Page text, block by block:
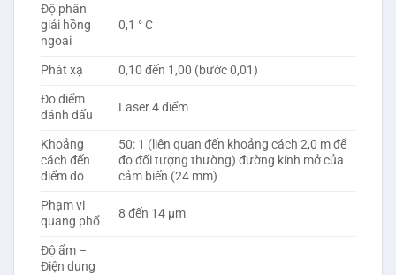
Độ phân
giải hồng
ngoại
0,1 ° C
Phát xạ
0,10 đến 1,00 (bước 0,01)
Đo điểm
đánh dấu
Laser 4 điểm
Khoảng
cách đến
điểm đo
50: 1 (liên quan đến khoảng cách 2,0 m để
đo đối tượng thường) đường kính mở của
cảm biến (24 mm)
Phạm vi
quang phổ
8 đến 14 μm
Độ ẩm –
Điện dung